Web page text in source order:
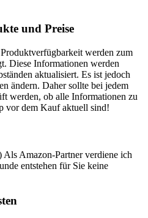
und Preise
werden zum
Diese Informationen werden
aktualisiert. Es ist jedoch
ändern. Daher sollte bei jedem
werden, ob alle Informationen zu
vor dem Kauf aktuell sind!
Amazon-Partner verdiene ich
entstehen für Sie keine